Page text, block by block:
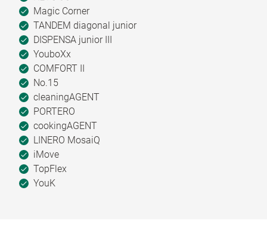
Magic Corner
TANDEM diagonal junior
DISPENSA junior III
YouboXx
COMFORT II
No.15
cleaningAGENT
PORTERO
cookingAGENT
LINERO MosaiQ
iMove
TopFlex
YouK